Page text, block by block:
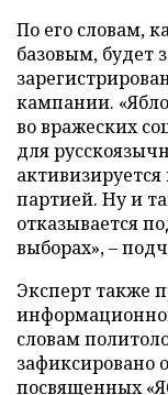
По его словам,
базовым, будет
кампании.
во вражеских
для
партией. Ну и
отказывается
выборах», –
Эксперт также
словам
зафиксировано
посвященных